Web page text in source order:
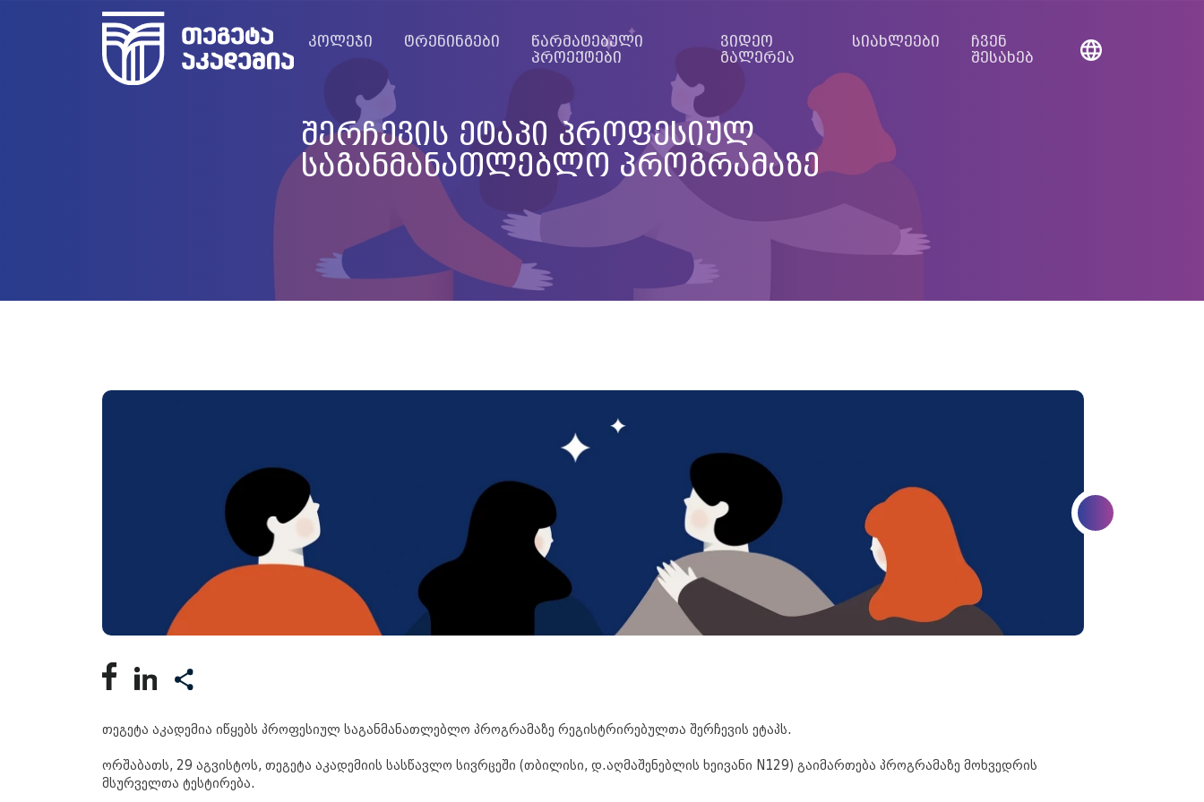
კოლეჯი ტრენინგები
წარმატებული
პროექტები
ვიდეო
გალერეა
სიახლეები
ჩვენ
შესახებ
შერჩევის ეტაპი პროფესიულ
საგანმანათლებლო პროგრამაზე
თეგეტა აკადემია იწყებს პროფესიულ საგანმანათლებლო პროგრამაზე რეგისტრირებულთა შერჩევის ეტაპს.
ორშაბათს, 29 აგვისტოს, თეგეტა აკადემიის სასწავლო სივრცეში (თბილისი, დ.აღმაშენებლის ხეივანი N129) გაიმართება პროგრამაზე მოხვედრის
მსურველთა ტესტირება.